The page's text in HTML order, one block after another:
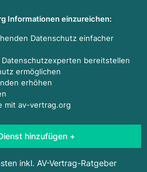
Informationen einzureichen:
Datenschutz einfacher
bereitstellen
ermöglichen
erhöhen
mit av-vertrag.org
hinzufügen +
inkl. AV-Vertrag-Ratgeber